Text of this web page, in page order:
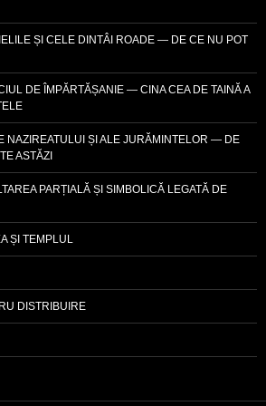
ȘI CELE DINTÂI ROADE — DE CE NU POT
DE ÎMPĂRTĂȘANIE — CINA CEA DE TAINĂ A
NAZIREATULUI ȘI ALE JURĂMINTELOR — DE
ASTĂZI
PARȚIALĂ ȘI SIMBOLICĂ LEGATĂ DE
ȘI TEMPLUL
DISTRIBUIRE